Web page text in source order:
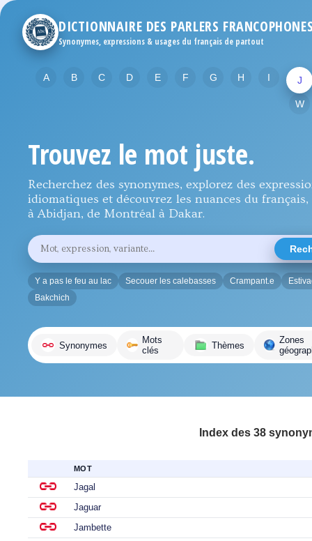
DICTIONNAIRE DES PARLERS
Synonymes, expressions & usages du français de partout
A B C D E F G H I J
W
Trouvez le mot juste.
Recherchez des synonymes, explorez des
idiomatiques et découvrez les nuances du français,
à Abidjan, de Montréal à Dakar.
Rechercher
un
mot,
une
expression
ou
une
Y a pas le feu au lac Secouer les calebasses Crampant.e
Bakchich
Synonymes
Mots
clés
Thèmes
Zones
Index des 38
MOT
Jagal
Jaguar
Jambette